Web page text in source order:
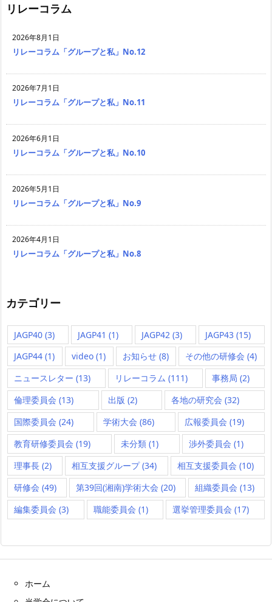
リレーコラム
2026年8月1日
リレーコラム「グループと私」No.12
2026年7月1日
リレーコラム「グループと私」No.11
2026年6月1日
リレーコラム「グループと私」No.10
2026年5月1日
リレーコラム「グループと私」No.9
2026年4月1日
リレーコラム「グループと私」No.8
カテゴリー
JAGP40 (3) JAGP41 (1) JAGP42 (3) JAGP43 (15)
JAGP44 (1) video(1) お知らせ(8) その他の研修会 (4)
ニュースレター (13) リレーコラム (111) 事務局 (2)
倫理委員会 (13) 出版 (2) 各地の研究会 (32)
国際委員会 (24) 学術大会 (86) 広報委員会 (19)
教育研修委員会 (19) 未分類 (1) 渉外委員会 (1)
理事長 (2) 相互支援グループ(34) 相互支援委員会 (10)
研修会 (49) 第39回(湘南)学術大会 (20) 組織委員会 (13)
編集委員会 (3) 職能委員会 (1) 選挙管理委員会 (17)
ホーム